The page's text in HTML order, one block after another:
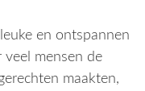
en ontspannen
veel mensen de
maakten,